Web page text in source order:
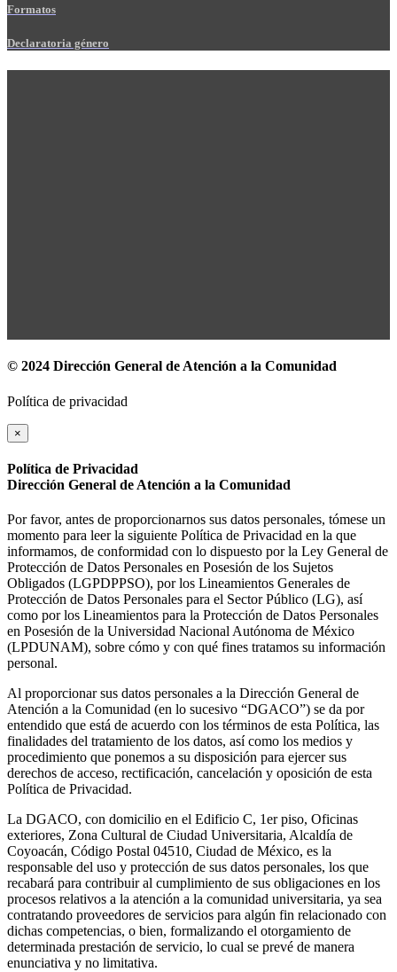
Formatos
Declaratoria género
© 2024 Dirección General de Atención a la Comunidad
Política de privacidad
×
Política de Privacidad
Dirección General de Atención a la Comunidad
Por favor, antes de proporcionarnos sus datos personales, tómese un
momento para leer la siguiente Política de Privacidad en la que
informamos, de conformidad con lo dispuesto por la Ley General de
Protección de Datos Personales en Posesión de los Sujetos
Obligados (LGPDPPSO), por los Lineamientos Generales de
Protección de Datos Personales para el Sector Público (LG), así
como por los Lineamientos para la Protección de Datos Personales
en Posesión de la Universidad Nacional Autónoma de México
(LPDUNAM), sobre cómo y con qué fines tratamos su información
personal.
Al proporcionar sus datos personales a la Dirección General de
Atención a la Comunidad (en lo sucesivo “DGACO”) se da por
entendido que está de acuerdo con los términos de esta Política, las
finalidades del tratamiento de los datos, así como los medios y
procedimiento que ponemos a su disposición para ejercer sus
derechos de acceso, rectificación, cancelación y oposición de esta
Política de Privacidad.
La DGACO, con domicilio en el Edificio C, 1er piso, Oficinas
exteriores, Zona Cultural de Ciudad Universitaria, Alcaldía de
Coyoacán, Código Postal 04510, Ciudad de México, es la
responsable del uso y protección de sus datos personales, los que
recabará para contribuir al cumplimiento de sus obligaciones en los
procesos relativos a la atención a la comunidad universitaria, ya sea
contratando proveedores de servicios para algún fin relacionado con
dichas competencias, o bien, formalizando el otorgamiento de
determinada prestación de servicio, lo cual se prevé de manera
enunciativa y no limitativa.